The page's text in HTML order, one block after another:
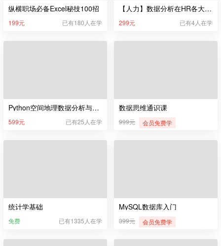
纵横职场必备Excel秘技100招
199元 已有180人在学
【人力】数据分析在HR各大模块的实操演练
299元 已有4人在学
Python空间地理数据分析与可视化
599元 已有25人在学
数据思维通识课
999元 会员免费学
统计学基础
免费 已有1335人在学
MySQL数据库入门
399元 会员免费学